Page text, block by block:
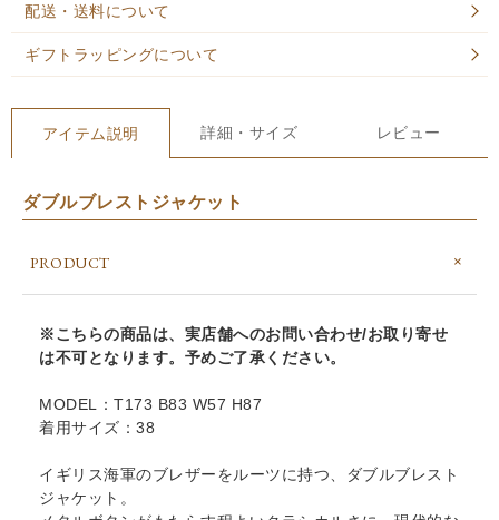
配送・送料について
ギフトラッピングについて
アイテム説明 詳細・サイズ レビュー
ダブルブレストジャケット
PRODUCT
※こちらの商品は、実店舗へのお問い合わせ/お取り寄せ
は不可となります。予めご了承ください。
MODEL：T173 B83 W57 H87
着用サイズ：38
イギリス海軍のブレザーをルーツに持つ、ダブルブレスト
ジャケット。